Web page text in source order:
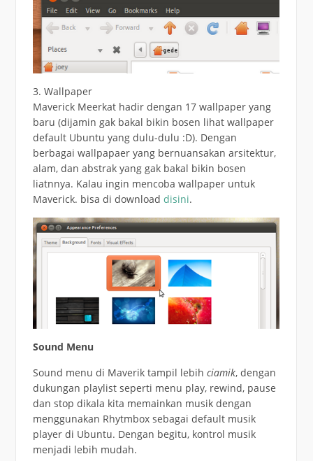
3. Wallpaper
Maverick Meerkat hadir dengan 17 wallpaper yang
baru (dijamin gak bakal bikin bosen lihat wallpaper
default Ubuntu yang dulu-dulu :D). Dengan
berbagai wallpapaer yang bernuansakan arsitektur,
alam, dan abstrak yang gak bakal bikin bosen
liatnnya. Kalau ingin mencoba wallpaper untuk
Maverick. bisa di download disini.
Sound Menu
Sound menu di Maverik tampil lebih ciamik, dengan
dukungan playlist seperti menu play, rewind, pause
dan stop dikala kita memainkan musik dengan
menggunakan Rhytmbox sebagai default musik
player di Ubuntu. Dengan begitu, kontrol musik
menjadi lebih mudah.